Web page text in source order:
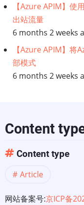
客
户
数
据
台
值
得
一
【Azure APIM】使
出站流量
6 months 2 weeks
【Azure APIM】将
部模式
6 months 2 weeks
Content
Content type
Article
网站备案号:京ICP备